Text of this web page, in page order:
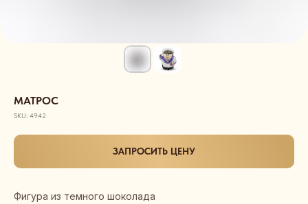
МАТРОС
SKU: 4942
ЗАПРОСИТЬ ЦЕНУ
Фигура из темного шоколада